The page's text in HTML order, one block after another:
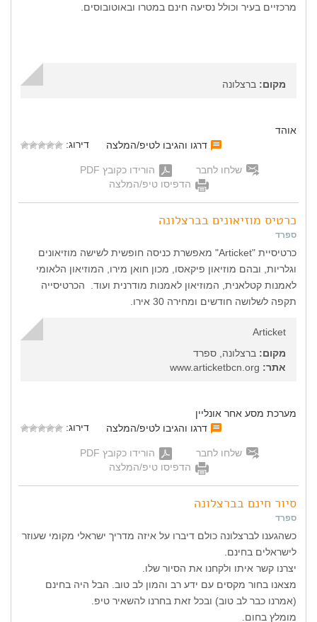
מרכזיים בעיר וכולל נסיעה חינם במטרו ובאוטובוסים.
מקום: ברצלונה
אוהד
דרגו והגיבו לטיפ/המלצה
דירוג:
שלחו לחבר
הורידו כקובץ PDF
הדפיסו טיפ/המלצה
כרטיס מוזיאונים בברצלונה
ספרד
כרטיסיית "Articket" מאפשרת כניסה חופשית לשישה מוזיאונים
וגלריות, ובהם מוזיאון פיקאסו, מכון חואן מירו, המוזיאון הלאומי
לאמנות קטלאנית, המוזיאון לאמנות מודרנית ועוד. הכרטיסייה
תקפה לשלושה חודשים ומחירה 30 אירו.
Articket
מקום: ברצלונה, ספרד
אתר:
מערכת מסע אחר אונליין
דרגו והגיבו לטיפ/המלצה
דירוג:
שלחו לחבר
הורידו כקובץ PDF
הדפיסו טיפ/המלצה
סיור חינם בברצלונה
ספרד
כשהגענו לברצלונה כולם דיברו על איזה מדריך ישראלי מקומי שעוזר
לישראלים בחינם.
יצרנו קשר איתו ולקחנו את הסיור שלו.
מצאנו בחור מקסים עם ידע רב והמון לב טוב. הבל היה בחינם
(אמרנו כבר לב טוב) ובכל זאת בחרנו להשאיר טיפ.
מומלץ בחום.